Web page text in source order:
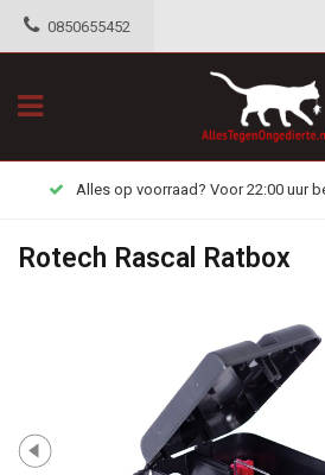
0850655452
Alles op voorraad? Voor 22:00 uur
Rotech Rascal Ratbox